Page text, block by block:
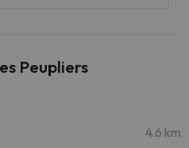
Peupliers
4.6 km